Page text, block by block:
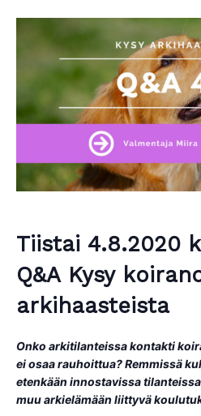
Tiistai 4.8.2020
Q&A Kysy
arkihaasteista
Onko arkitilanteissa kontakti
ei osaa rauhoittua? Remmissä
etenkään innostavissa
muu arkielämään liittyvä